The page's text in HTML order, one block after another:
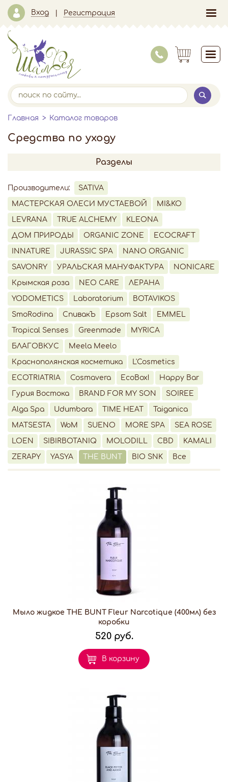
Вход Регистрация
Главная Каталог товаров
Средства по уходу
Разделы
Производители: SATIVA
МАСТЕРСКАЯ ОЛЕСИ МУСТАЕВОЙ MI&KO
LEVRANA TRUE ALCHEMY KLEONA
ДОМ ПРИРОДЫ ORGANIC ZONE ECOCRAFT
INNATURE JURASSIC SPA NANO ORGANIC
SAVONRY УРАЛЬСКАЯ МАНУФАКТУРА NONICARE
Крымская роза NEO CARE ЛЕРАНА
YODOMETICS Laboratorium BOTAVIKOS
SmoRodina СпивакЪ Epsom Salt EMMEL
Tropical Senses Greenmade MYRICA
БЛАГОВКУС Meela Meelo
Краснополянская косметика L'Cosmetics
ECOTRIATRIA Cosmavera EcoBox! Happy Bar
Гурия Востока BRAND FOR MY SON SOIREE
Alga Spa Udumbara TIME HEAT Taiganica
MATSESTA WoM SUENO MORE SPA SEA ROSE
LOEN SIBIRBOTANIQ MOLODILL CBD KAMALI
ZERAPY YASYA THE BUNT BIO SNK Все
Мыло жидкое THE BUNT Fleur Narcotique (400мл) без
коробки
520 руб.
В корзину